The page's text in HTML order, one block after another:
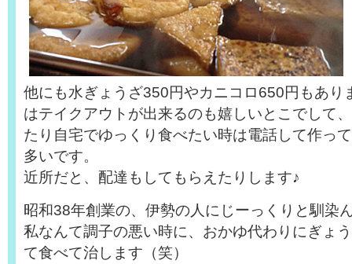
他にも水ぎょうざ350円やカニコロ650円もあり
はテイクアウトが出来るのも嬉しいとこでして
たり自宅でゆっくり食べたい時は電話して作っ
多いです。
近所だと、配達もしてもらえたりします♪
昭和38年創業の、伊勢の人にじーっくりと馴染
私なんて調子の悪い時に、おかゆ代わりにぎょ
て食べて治します（笑）